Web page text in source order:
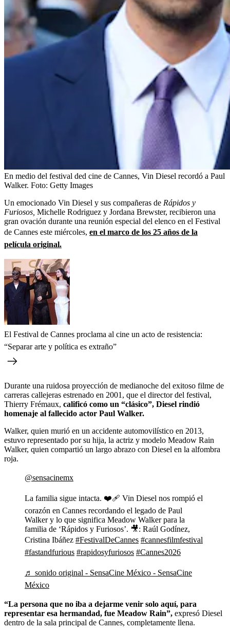
En medio del festival ded cine de Cannes, Vin Diesel recordó a Paul
Walker. Foto: Getty Images
Un emocionado Vin Diesel y sus compañeras de Rápidos y
Furiosos, Michelle Rodriguez y Jordana Brewster, recibieron una
gran ovación durante una reunión especial del elenco en el Festival
de Cannes este miércoles, en el marco de los 25 años de la
película original.
El Festival de Cannes proclama al cine un acto de resistencia:
“Separar arte y política es extraño”
Durante una ruidosa proyección de medianoche del exitoso filme de
carreras callejeras estrenado en 2001, que el director del festival,
Thierry Frémaux, calificó como un “clásico”, Diesel rindió
homenaje al fallecido actor Paul Walker.
Walker, quien murió en un accidente automovilístico en 2013,
estuvo representado por su hija, la actriz y modelo Meadow Rain
Walker, quien compartió un largo abrazo con Diesel en la alfombra
roja.
@sensacinemx
La familia sigue intacta. ❤️‍🩹 Vin Diesel nos rompió el
corazón en Cannes recordando el legado de Paul
Walker y lo que significa Meadow Walker para la
familia de ‘Rápidos y Furiosos’. 🎥: Raúl Godínez,
Cristina Ibáñez #FestivalDeCannes #cannesfilmfestival
#fastandfurious #rapidosyfuriosos #Cannes2026
♬ sonido original - SensaCine México - SensaCine
México
“La persona que no iba a dejarme venir solo aquí, para
representar esa hermandad, fue Meadow Rain”, expresó Diesel
dentro de la sala principal de Cannes, completamente llena.